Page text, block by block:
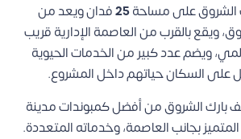
الشروق على مساحة25فدان ويعد من
ويقع بالقرب من العاصمة الإدارية قريب
ويضم عدد كبير من الخدمات الحيوية
على السكان حياتهم داخل المشروع.
بارك الشروق من أفضل كمبوندات مدينة
بجانب العاصمة، وخدماته المتعددة.